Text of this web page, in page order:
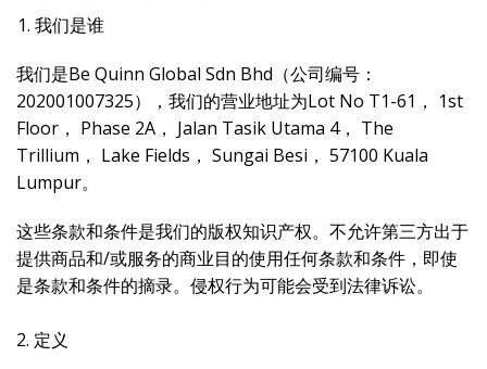
我们是谁
我们是Be Quinn Global Sdn Bhd（公司编号：
202001007325），我们的营业地址为Lot No T1-61， 1st
Floor， Phase 2A， Jalan Tasik Utama 4， The
Trillium， Lake Fields， Sungai Besi， 57100 Kuala
Lumpur。
这些条款和条件是我们的版权知识产权。不允许第三方出于
提供商品和/或服务的商业目的使用任何条款和条件，即使
是条款和条件的摘录。侵权行为可能会受到法律诉讼。
2. 定义